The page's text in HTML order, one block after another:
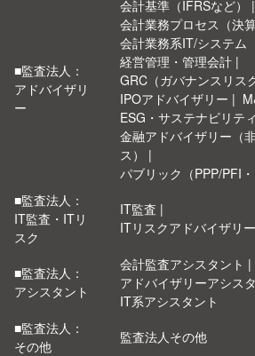
■監査法人：
アドバイザリ
ー
会計基準（IFRSなど）
会計業務プロセス（決
会計業務系IT/システム
経営管理・管理会計
GRC（ガバナンスリス
IPOアドバイザリー
ESG・サステナビリティ
金融アドバイザリー（
ス）
パブリック（PPP/PFI・
■監査法人：
IT監査・ITリ
スク
IT監査
ITリスクアドバイザリ
■監査法人：
アシスタント
会計監査アシスタント
アドバイザリーアシス
IT系アシスタント
■監査法人：
その他
監査法人その他